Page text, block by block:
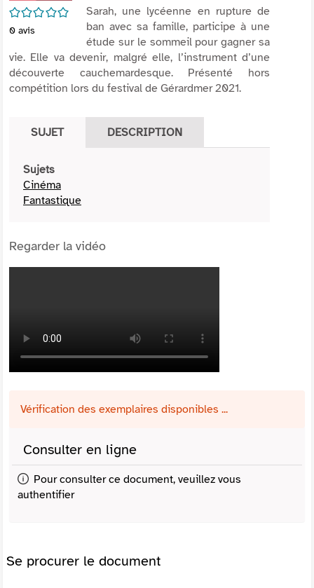
/5
0 avis
Sarah, une lycéenne en rupture de
ban avec sa famille, participe à une
étude sur le sommeil pour gagner sa
vie. Elle va devenir, malgré elle, l’instrument d’une
découverte cauchemardesque. Présenté hors
compétition lors du festival de Gérardmer 2021.
SUJET DESCRIPTION
Sujets
Cinéma
Fantastique
Regarder la vidéo
Vérification des exemplaires disponibles ...
Consulter en ligne
Pour consulter ce document, veuillez vous
authentifier
Se procurer le document